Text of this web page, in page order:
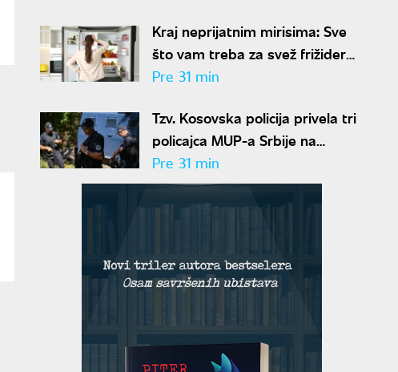
Kraj neprijatnim mirisima: Sve
što vam treba za svež frižider
košta manje od 50 dinara
Pre 31 min
Tzv. Kosovska policija privela tri
policajca MUP-a Srbije na
Jarinju: Dvojica pušteni, jedan
zadržan
Pre 31 min